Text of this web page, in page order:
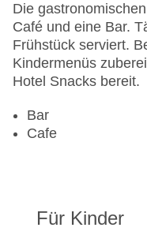
Die
Café und eine Bar.
Frühstück serviert.
Kindermenüs
Hotel Snacks bereit.
Bar
Cafe
Für Kinder